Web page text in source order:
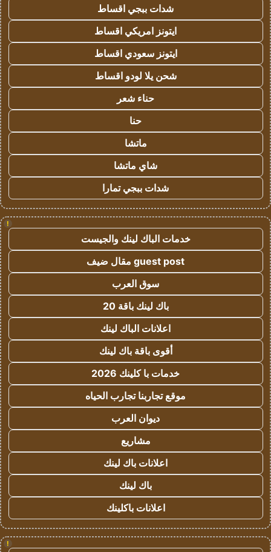
شدات ببجي اقساط
ايتونز امريكي اقساط
ايتونز سعودي اقساط
شحن يلا لودو اقساط
حناء شعر
حنا
ماتشا
شاي ماتشا
شدات ببجي تمارا
!
خدمات الباك لينك والجيست
guest post مقال ضيف
سوق العرب
باك لينك باقة 20
اعلانات الباك لينك
أقوى باقة باك لينك
خدمات با كلينك 2026
موقع تجاربنا تجارب الحياه
ديوان العرب
مشاريع
اعلانات باك لينك
باك لينك
اعلانات باكلينك
!